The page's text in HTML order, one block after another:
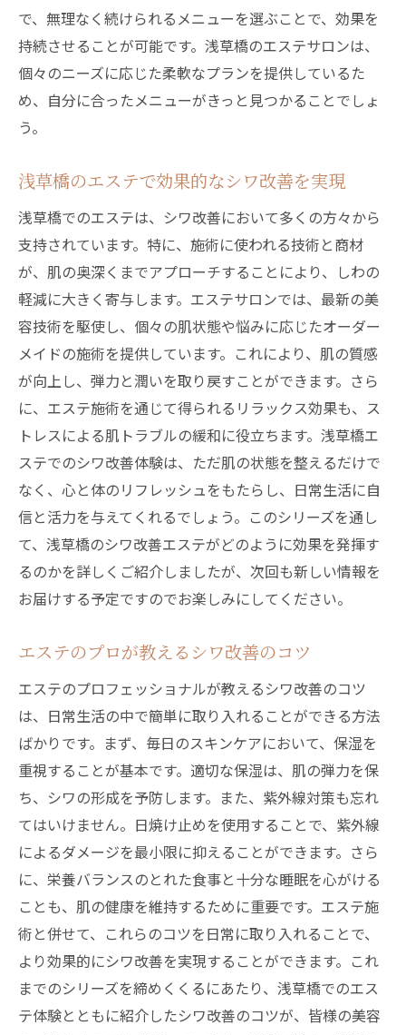
リラックス空間で浅草橋エステシワケアの贅沢
時間
浅草橋のリラックス空間で感じる贅沢時間
エステで過ごす浅草橋の特別な時間
ッシュ
浅草橋で叶えるシワケアの贅沢な時間
リラックス空間がもたらすエステの魅力
で、無理なく続けられるメニューを選ぶことで、効果を
持続させることが可能です。浅草橋のエステサロンは、
個々のニーズに応じた柔軟なプランを提供しているた
め、自分に合ったメニューがきっと見つかることでしょ
う。
浅草橋のエステで効果的なシワ改善を実現
浅草橋でのエステは、シワ改善において多くの方々から
支持されています。特に、施術に使われる技術と商材
が、肌の奥深くまでアプローチすることにより、しわの
軽減に大きく寄与します。エステサロンでは、最新の美
容技術を駆使し、個々の肌状態や悩みに応じたオーダー
メイドの施術を提供しています。これにより、肌の質感
が向上し、弾力と潤いを取り戻すことができます。さら
に、エステ施術を通じて得られるリラックス効果も、ス
トレスによる肌トラブルの緩和に役立ちます。浅草橋エ
ステでのシワ改善体験は、ただ肌の状態を整えるだけで
なく、心と体のリフレッシュをもたらし、日常生活に自
信と活力を与えてくれるでしょう。このシリーズを通し
て、浅草橋のシワ改善エステがどのように効果を発揮す
るのかを詳しくご紹介しましたが、次回も新しい情報を
お届けする予定ですのでお楽しみにしてください。
エステのプロが教えるシワ改善のコツ
エステのプロフェッショナルが教えるシワ改善のコツ
は、日常生活の中で簡単に取り入れることができる方法
ばかりです。まず、毎日のスキンケアにおいて、保湿を
重視することが基本です。適切な保湿は、肌の弾力を保
ち、シワの形成を予防します。また、紫外線対策も忘れ
てはいけません。日焼け止めを使用することで、紫外線
によるダメージを最小限に抑えることができます。さら
に、栄養バランスのとれた食事と十分な睡眠を心がける
ことも、肌の健康を維持するために重要です。エステ施
術と併せて、これらのコツを日常に取り入れることで、
より効果的にシワ改善を実現することができます。これ
までのシリーズを締めくくるにあたり、浅草橋でのエス
テ体験とともに紹介したシワ改善のコツが、皆様の美容